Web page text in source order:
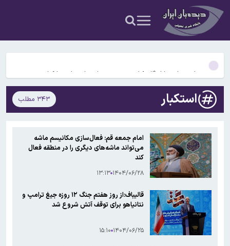
حسین افشین: شاخص‌های علمی کشور سال آینده نزولی می‌شوند
صعود نرخ حواله دلار و یورو در مرکز مبادله ارز و طلای ایران
گزارش تحلیلی کیفیت گندم ایران اعلام شد
بدهی ۱۷ میلیارد دلاری شرکت ملی نفت به صندوق توسعه ملی
حسین افشین: شاخص‌های علمی کشور سال آینده نزولی می‌شوند
صعود نرخ حواله دلار و یورو در مرکز مبادله ارز و طلای ایران
استکبار ۳۴۳ مطلب
امام جمعه قم: فعال‌سازی مکانیسم ماشه
می‌تواند ماشه‌های دیگری را در منطقه فعال
کند
۱۴۰۴/۰۶/۲۸ ۱۳:۱۳
قالیباف:از روز هفتم جنگ ۱۲ روزه جیغ ترامپ و
نتانیاهو برای توقف آتش شروع شد
۱۴۰۴/۰۶/۲۵ ۱۵:۱۰